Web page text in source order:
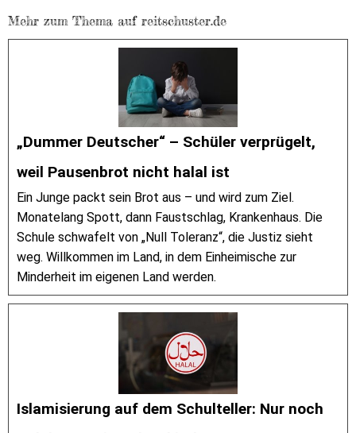
Mehr zum Thema auf reitschuster.de
„Dummer Deutscher“ – Schüler verprügelt,
weil Pausenbrot nicht halal ist
Ein Junge packt sein Brot aus – und wird zum Ziel.
Monatelang Spott, dann Faustschlag, Krankenhaus. Die
Schule schwafelt von „Null Toleranz“, die Justiz sieht
weg. Willkommen im Land, in dem Einheimische zur
Minderheit im eigenen Land werden.
Islamisierung auf dem Schulteller: Nur noch